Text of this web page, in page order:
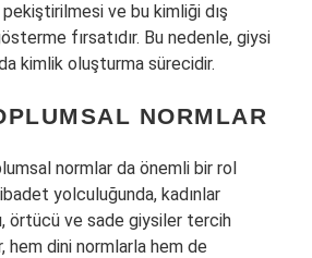
ve bu kimliği dış
fırsatıdır. Bu nedenle, giysi
kimlik oluşturma sürecidir.
NORMLAR
normlar da önemli bir rol
yolculuğunda, kadınlar
örtücü ve sade giysiler tercih
hem dini normlarla hem de